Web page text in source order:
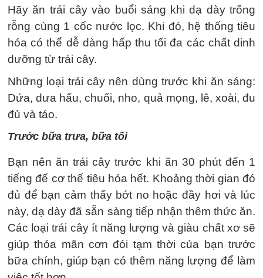
Hãy ăn trái cây vào buổi sáng khi dạ dày trống
rỗng cùng 1 cốc nước lọc. Khi đó, hệ thống tiêu
hóa có thể dễ dàng hấp thu tối đa các chất dinh
dưỡng từ trái cây.
Những loại trái cây nên dùng trước khi ăn sáng:
Dứa, dưa hấu, chuối, nho, quả mọng, lê, xoài, đu
đủ và táo.
Trước bữa trưa, bữa tối
Bạn nên ăn trái cây trước khi ăn 30 phút đến 1
tiếng để cơ thể tiêu hóa hết. Khoảng thời gian đó
đủ để bạn cảm thấy bớt no hoặc đầy hơi và lúc
này, dạ dày đã sẵn sàng tiếp nhận thêm thức ăn.
Các loại trái cây ít năng lượng và giàu chất xơ sẽ
giúp thỏa mãn cơn đói tạm thời của bạn trước
bữa chính, giúp bạn có thêm năng lượng để làm